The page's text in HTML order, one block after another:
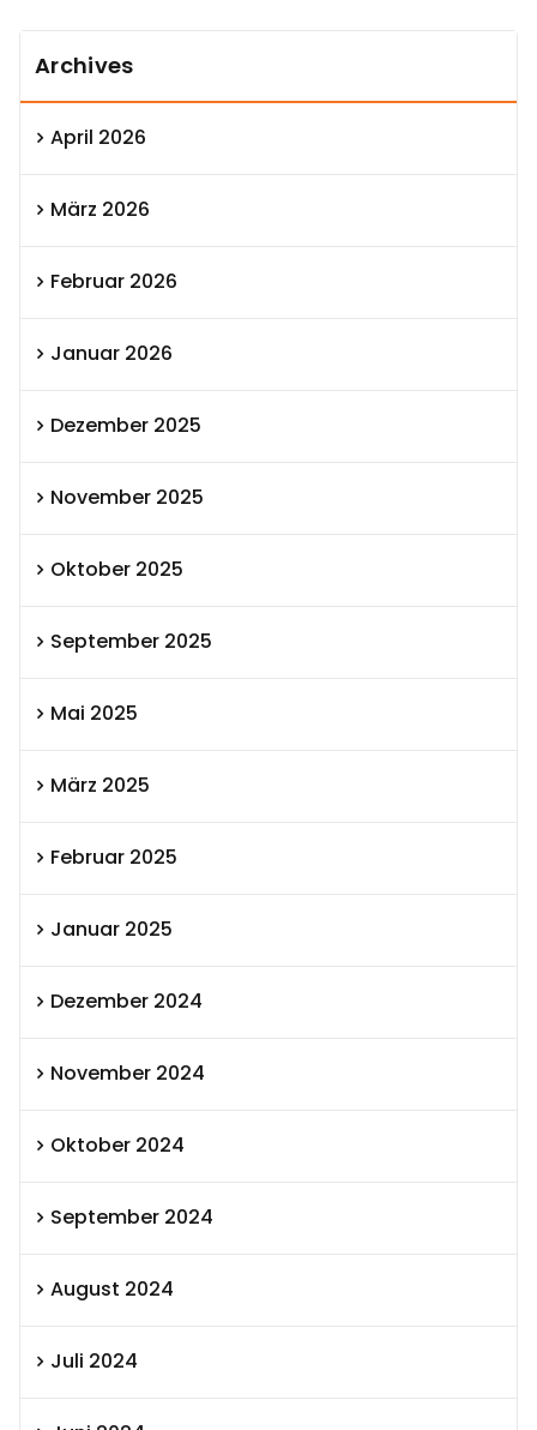
Archives
April 2026
März 2026
Februar 2026
Januar 2026
Dezember 2025
November 2025
Oktober 2025
September 2025
Mai 2025
März 2025
Februar 2025
Januar 2025
Dezember 2024
November 2024
Oktober 2024
September 2024
August 2024
Juli 2024